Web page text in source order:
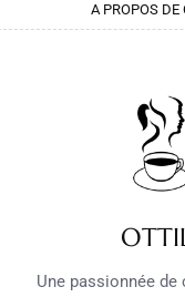
A PROPOS DE
Une passionnée de